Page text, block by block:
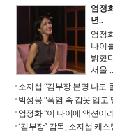
엄정
년..
엄정
나이
밝혔
서울 ..
소지섭 “김부장 본명 나도
박성웅 “폭염 속 갑옷 입고
엄정화 “이 나이에 액션이
‘김부장’ 감독, 소지섭 캐스